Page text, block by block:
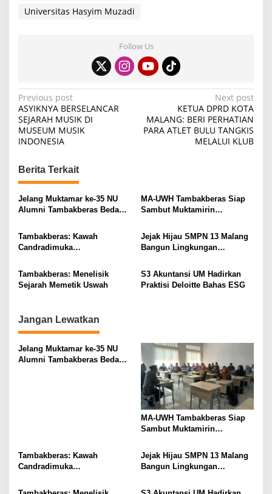
Universitas Hasyim Muzadi
Follow Us
P
o
s
n
a
v
g
a
t
i
n
Previous post
ASYIKNYA BERSELANCAR
SEJARAH MUSIK DI
MUSEUM MUSIK
INDONESIA
Next post
KETUA DPRD KOTA
MALANG: BERI PERHATIAN
PARA ATLET BULU TANGKIS
MELALUI KLUB
Berita Terkait
Jelang Muktamar ke-35 NU
Alumni Tambakberas Bedah
MA-UWH Tambakberas Siap
Sambut Muktamirin
Tambakberas: Kawah
Candradimuka
Ulama
Jejak Hijau SMPN 13 Malang
Bangun Lingkungan
Tambakberas: Menelisik
Sejarah Memetik Uswah
S3 Akuntansi UM Hadirkan
Praktisi Deloitte Bahas ESG
Jangan Lewatkan
Jelang Muktamar ke-35 NU
Alumni Tambakberas Bedah
MA-UWH Tambakberas Siap
Sambut Muktamirin
Tambakberas: Kawah
Candradimuka
Ulama
Jejak Hijau SMPN 13 Malang
Bangun Lingkungan